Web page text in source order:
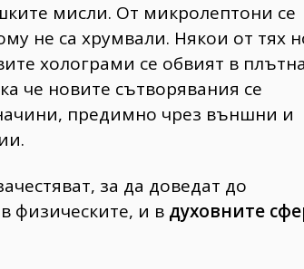
мисли. От микролептони се
не са хрумвали. Някои от тях
холограми се обвият в плътна
че новите сътворявания се
предимно чрез външни и
за да доведат до
физическите, и в духовните